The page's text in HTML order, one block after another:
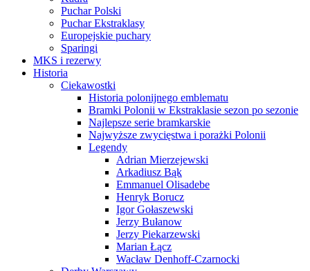
Puchar Polski
Puchar Ekstraklasy
Europejskie puchary
Sparingi
MKS i rezerwy
Historia
Ciekawostki
Historia polonijnego emblematu
Bramki Polonii w Ekstraklasie sezon po sezonie
Najlepsze serie bramkarskie
Najwyższe zwycięstwa i porażki Polonii
Legendy
Adrian Mierzejewski
Arkadiusz Bąk
Emmanuel Olisadebe
Henryk Borucz
Igor Gołaszewski
Jerzy Bułanow
Jerzy Piekarzewski
Marian Łącz
Wacław Denhoff-Czarnocki